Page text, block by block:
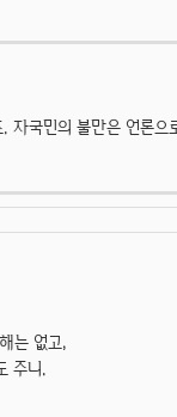
자국민의 불만은 언론
는 없고,
주니.